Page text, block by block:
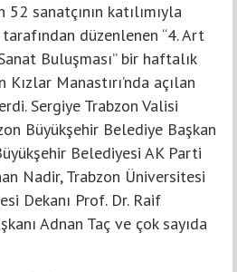
sanatçının katılımıyla
düzenlenen “4. Art
Buluşması” bir haftalık
Manastırı’nda açılan
Sergiye Trabzon Valisi
Büyükşehir Belediye Başkan
Belediyesi AK Parti
Nadir, Trabzon Üniversitesi
Dekanı Prof. Dr. Raif
Adnan Taç ve çok sayıda